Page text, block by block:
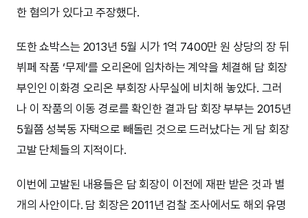
한 혐의가 있다고 주장했다.
또한 쇼박스는 2013년 5월 시가 1억 7400만 원 상당의 장 뒤
뷔페 작품 ‘무제’를 오리온에 임차하는 계약을 체결해 담 회장
부인인 이화경 오리온 부회장 사무실에 비치해 놓았다. 그러
나 이 작품의 이동 경로를 확인한 결과 담 회장 부부는 2015년
5월쯤 성북동 자택으로 빼돌린 것으로 드러났다는 게 담 회장
고발 단체들의 지적이다.
이번에 고발된 내용들은 담 회장이 이전에 재판 받은 것과 별
개의 사안이다. 담 회장은 2011년 검찰 조사에서도 해외 유명